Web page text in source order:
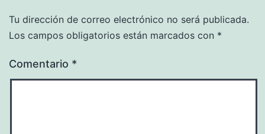
Tu dirección de correo electrónico no será publicada.
Los campos obligatorios están marcados con *
Comentario *